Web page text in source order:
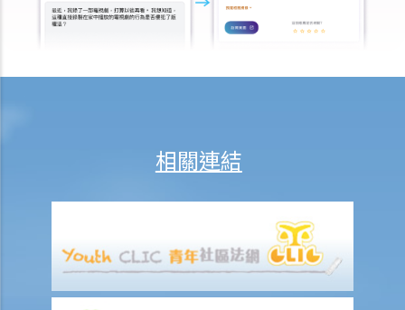
死因裁判法庭有甚麼作用？
因工受傷以及有關補償
在甚麼情況下，僱主不需要為其僱員的工傷負上賠償責任？
我的配偶在工作時因意外而死亡，我或我的家人可獲哪些賠償？
我在工作時因遇到意外而受傷及導致傷殘，我或我的家人可獲哪些賠
除上述的賠償外，我可否就工傷而獲得其他賠償（例如醫藥費）？
相關連結